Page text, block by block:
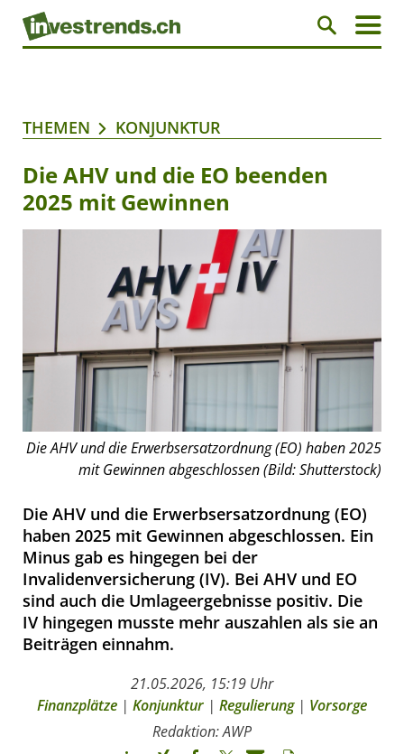
THEMEN KONJUNKTUR
Die AHV und die EO beenden
2025 mit Gewinnen
Die AHV und die Erwerbsersatzordnung (EO) haben 2025
mit Gewinnen abgeschlossen (Bild: Shutterstock)
Die AHV und die Erwerbsersatzordnung (EO)
haben 2025 mit Gewinnen abgeschlossen. Ein
Minus gab es hingegen bei der
Invalidenversicherung (IV). Bei AHV und EO
sind auch die Umlageergebnisse positiv. Die
IV hingegen musste mehr auszahlen als sie an
Beiträgen einnahm.
21.05.2026, 15:19 Uhr
Finanzplätze | Konjunktur | Regulierung| Vorsorge
Redaktion: AWP